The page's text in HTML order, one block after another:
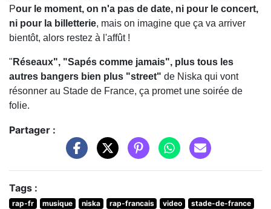
Pour le moment, on n'a pas de date, ni pour le concert,
ni pour la billetterie, mais on imagine que ça va arriver
bientôt, alors restez à l'affût !
" Réseaux", "Sapés comme jamais", plus tous les
autres bangers bien plus "street" de Niska qui vont
résonner au Stade de France, ça promet une soirée de
folie.
Partager :
Tags :
rap-fr musique niska rap-francais video
stade-de-france